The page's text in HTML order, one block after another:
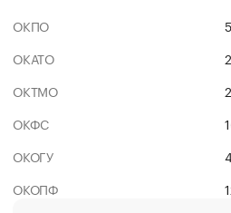
ОКПО
ОКАТО
ОКТМО
ОКФС
ОКОГУ
ОКОПФ